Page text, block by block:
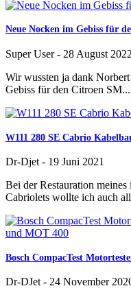
Neue Nocken im Gebiss für
Super User- 28 August 2022
Wir wussten ja dank
Gebiss für den Citroen SM...
W111 280 SE Cabrio
Dr-Djet - 19 Juni 2021
Bei der Restauration
Cabriolets wollte ich auch
Bosch CompacTest
Dr-DJet - 24 November